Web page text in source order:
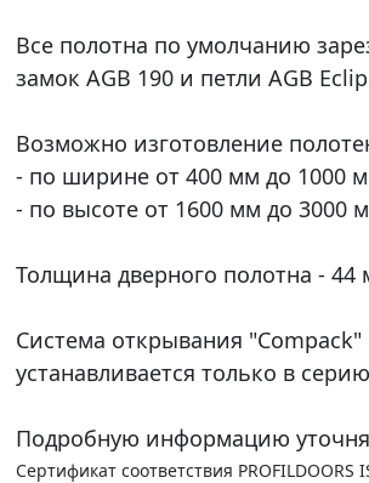
Все полотна по умолчанию
замок AGB 190 и петли AGB
Возможно изготовление
- по ширине от 400 мм до 1000
- по высоте от 1600 мм до 3000
Толщина дверного полотна - 44
Система открывания
устанавливается только в
Подробную информацию
Сертификат соответствия PROFILDOORS